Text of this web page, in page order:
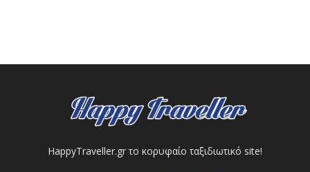
HappyTraveller.gr το κορυφαίο ταξιδιωτικό site!